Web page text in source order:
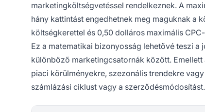
marketingköltségvetéssel rendelkeznek. A
hány kattintást engedhetnek meg maguknak a
költségkerettel és 0,50 dolláros maximális
Ez a matematikai bizonyosság lehetővé teszi
különböző marketingcsatornák között.
piaci körülményekre, szezonális trendekre
számlázási ciklust vagy a szerződésmódosítást.